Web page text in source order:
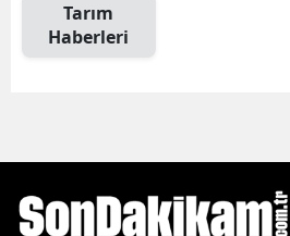
Tarım
Haberleri